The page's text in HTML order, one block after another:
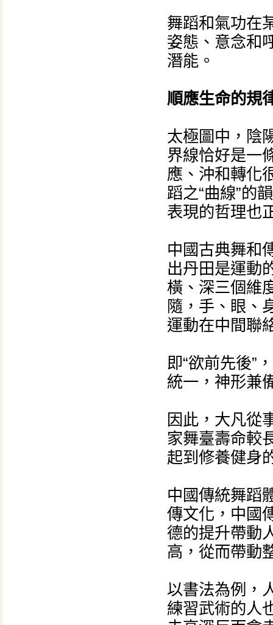
舞蹈和氣功在
姿態、意念和
潛能。
順應生命的規
太極圖中，陰
界線恰好是一
應、沖和轉化
蹈之“曲線”的
表現的哲理也
中國古典舞和
出丹田是運動
橫、深三個維
隨，手、眼、
運動在中間聯
即“欲前先後”
統一，神形兼
因此，大凡從
家舞臺壽命較
起到修養健身
中國傳統舞蹈
傳文化，中國
德的提升帶動
高，從而帶動
以書法為例，
練習武術的人